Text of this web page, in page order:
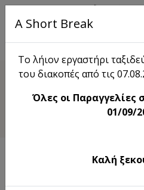
Shop
Terrazzo
A Short Break
Το λήιον εργαστήρι
του διακοπές από τις
Όλες οι Παραγγελίες
01/09/
Καλή